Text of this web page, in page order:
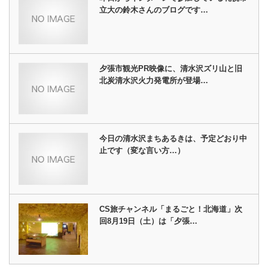
立大の鈴木さんのブログです…
夕張市観光PR映像に、清水沢ズリ山と旧
北炭清水沢火力発電所が登場…
今日の清水沢まちあるきは、予定どおり中
止です（変な言い方…）
CS旅チャンネル「まるごと！北海道」次
回8月19日（土）は「夕張…